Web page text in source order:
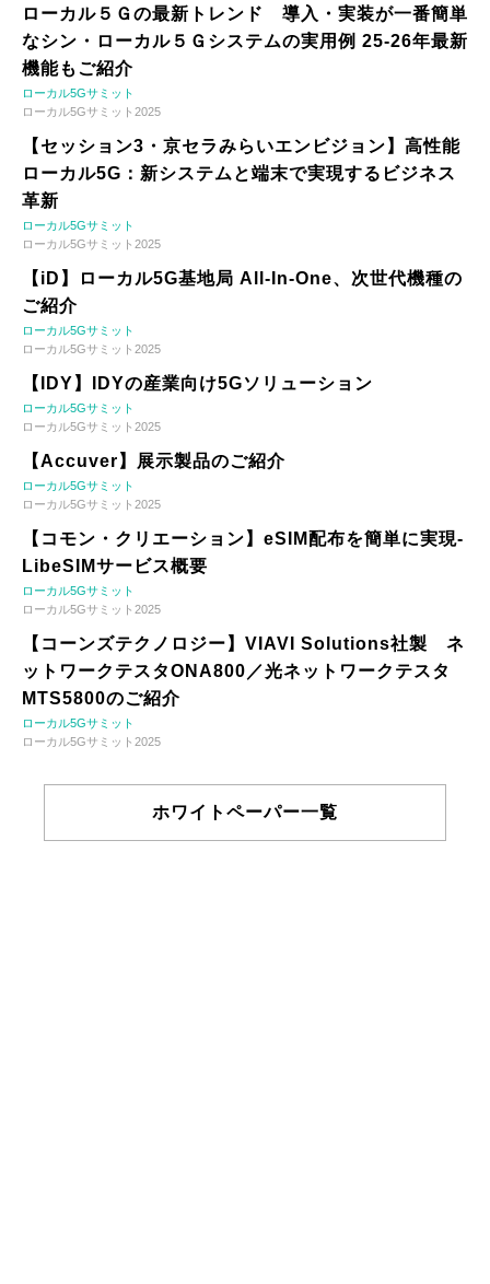
ローカル５Ｇの最新トレンド 導入・実装が一番簡単
なシン・ローカル５Ｇシステムの実用例 25-26年最新
機能もご紹介
ローカル5Gサミット
ローカル5Gサミット2025
【セッション3・京セラみらいエンビジョン】高性能
ローカル5G：新システムと端末で実現するビジネス
革新
ローカル5Gサミット
ローカル5Gサミット2025
【iD】ローカル5G基地局 All-In-One、次世代機種の
ご紹介
ローカル5Gサミット
ローカル5Gサミット2025
【IDY】IDYの産業向け5Gソリューション
ローカル5Gサミット
ローカル5Gサミット2025
【Accuver】展示製品のご紹介
ローカル5Gサミット
ローカル5Gサミット2025
【コモン・クリエーション】eSIM配布を簡単に実現-
LibeSIMサービス概要
ローカル5Gサミット
ローカル5Gサミット2025
【コーンズテクノロジー】VIAVI Solutions社製 ネ
ットワークテスタONA800／光ネットワークテスタ
MTS5800のご紹介
ローカル5Gサミット
ローカル5Gサミット2025
ホワイトペーパー一覧